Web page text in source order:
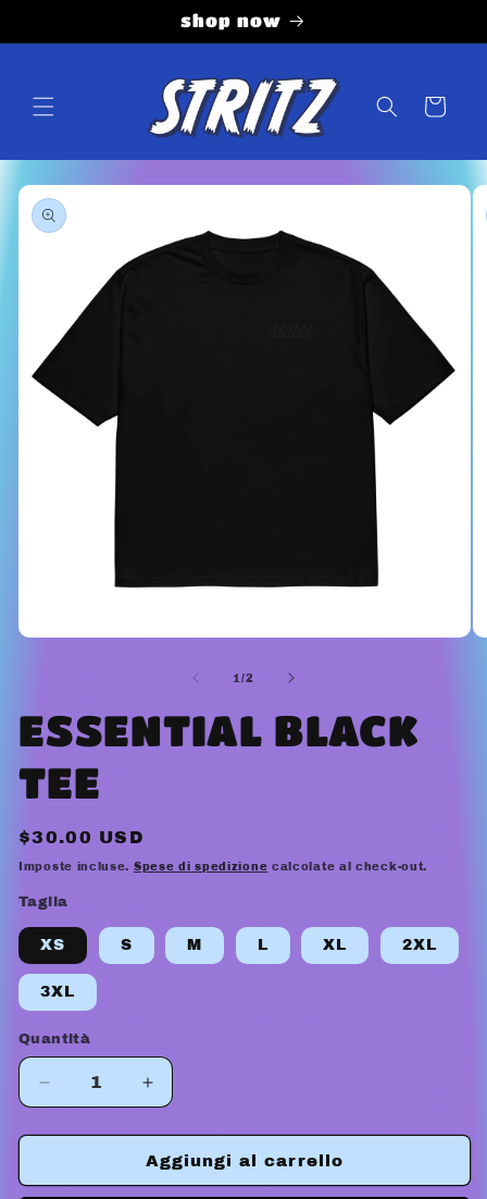
ai contenuti
shop now
Carrello
Passa alle
informazioni
sul prodotto
finestra
modale
1/su
2
ESSENTIAL BLACK
TEE
Prezzo
di
$30.00 USD
Imposte incluse. Spese di spedizione calcolate al check-out.
Taglia
XS S M L XL 2XL
3XL
Quantità
Diminuisci
quantità
per
ESSENTIAL
BLACK
Aumenta
quantità
per
ESSENTIAL
BLACK
Aggiungi al carrello